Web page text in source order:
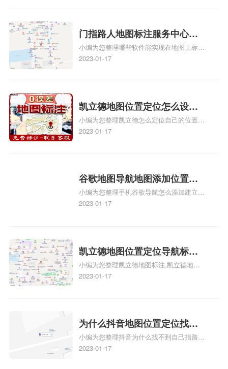
关地图标注知识，详情可查看下方正文！
门指路人地图标注服务中心地
图位置地址标记？门指路人地
图标注服务中心苹果地图位置
小编为您整理哪些软件能实现在地图上标记
门指路人地图标注服务中心位置、门指路人
门指路人地图标注服务中心地址标注上地图
怎么弄相关地图标注知识，详情可查看下方
正文！
2023-01-17
凯立德地图位置定位怎么设置
自己的指路人地图标注服务中
心名？凯立德地图位置定位怎
小编为您整理凯立德怎么定位自己的位置
啊、手机凯立德地图定位怎么设置往上走、
地图标注服务中心铺招牌相关地图标注知
识，详情可查看下方正文！
2023-01-17
谷歌地图导航地图添加位置？
添加谷歌地图导航位置？
小编为您整理手机谷歌导航怎么添加建立多
人位置、如何在地图，谷歌地图添加公司位
2023-01-17
凯立德地图位置定位导航标
注？凯立德地图位置定位,导航,
标注？
小编为您整理凯立德地图标注,凯立德地图
标注怎么做啊、凯立德地图标注,凯立德地
相关地图标注知识，详情可查看下方正文！
2023-01-17
为什么抖音地图位置定位找不
到了？抖音为什么找不到当前
定位了？
小编为您整理抖音为什么找不到自己指路人
地图标注服务中心铺的位置、地图位置更新
2023-01-17